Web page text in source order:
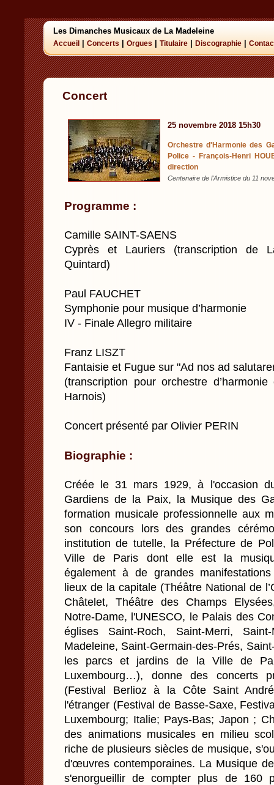
Les Dimanches Musicaux de La Madeleine
Accueil Concerts Orgues Titulaire Discographie
Concert
25 novembre 2018 15h30
Orchestre d'Harmonie des
Police - François-Henri
direction
Centenaire de l'Armistice du 11
Programme :
Camille SAINT-SAENS
Cyprès et Lauriers (transcription de
Quintard)
Paul FAUCHET
Symphonie pour musique d’harmonie
IV - Finale Allegro militaire
Franz LISZT
Fantaisie et Fugue sur "Ad nos ad
(transcription pour orchestre
Harnois)
Concert présenté par Olivier PERIN
Biographie :
Créée le 31 mars 1929, à l'occasion
Gardiens de la Paix, la Musique des
formation musicale professionnelle aux
son concours lors des grandes
institution de tutelle, la Préfecture de
Ville de Paris dont elle est la
également à de grandes
lieux de la capitale (Théâtre National de
Châtelet, Théâtre des Champs
Notre-Dame, l'UNESCO, le Palais des
églises Saint-Roch, Saint-Merri,
Madeleine, Saint-Germain-des-Prés,
les parcs et jardins de la Ville de
Luxembourg…), donne des concerts
(Festival Berlioz à la Côte Saint
l'étranger (Festival de Basse-Saxe,
Luxembourg; Italie; Pays-Bas; Japon ;
des animations musicales en milieu
riche de plusieurs siècles de musique,
d'œuvres contemporaines. La Musique
s'enorgueillir de compter plus de 160